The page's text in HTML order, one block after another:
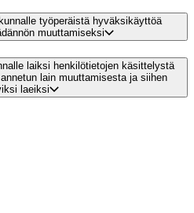
työperäistä hyväksikäyttöä
muuttamiseksi
laiksi henkilötietojen käsittelystä
lain muuttamisesta ja siihen
laeiksi